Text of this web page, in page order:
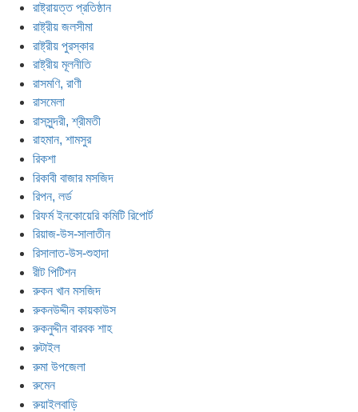
রাষ্ট্রায়ত্ত প্রতিষ্ঠান
রাষ্ট্রীয় জলসীমা
রাষ্ট্রীয় পুরস্কার
রাষ্ট্রীয় মূলনীতি
রাসমণি, রাণী
রাসমেলা
রাসসুন্দরী, শ্রীমতী
রাহমান, শামসুর
রিকশা
রিকাবী বাজার মসজিদ
রিপন, লর্ড
রিফর্ম ইনকোয়েরি কমিটি রিপোর্ট
রিয়াজ-উস-সালাতীন
রিসালাত-উস-শুহাদা
রীট পিটিশন
রুকন খান মসজিদ
রুকনউদ্দীন কায়কাউস
রুকনুদ্দীন বারবক শাহ
রুটাইল
রুমা উপজেলা
রুমেন
রুয়াইলবাড়ি